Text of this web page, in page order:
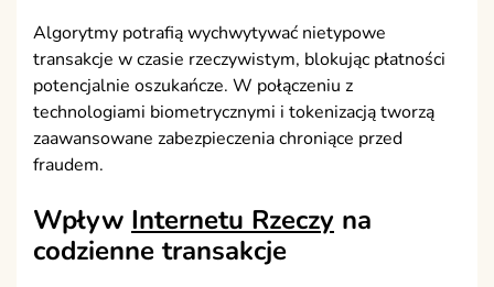
Algorytmy potrafią wychwytywać nietypowe
transakcje w czasie rzeczywistym, blokując płatności
potencjalnie oszukańcze. W połączeniu z
technologiami biometrycznymi i tokenizacją tworzą
zaawansowane zabezpieczenia chroniące przed
fraudem.
Wpływ Internetu Rzeczy na
codzienne transakcje